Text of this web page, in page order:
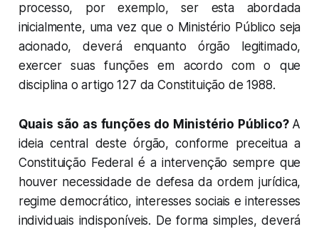
processo, por exemplo, ser esta abordada
inicialmente, uma vez que o Ministério Público seja
acionado, deverá enquanto órgão legitimado,
exercer suas funções em acordo com o que
disciplina o artigo 127 da Constituição de 1988.
Quais são as funções do Ministério Público? A
ideia central deste órgão, conforme preceitua a
Constituição Federal é a intervenção sempre que
houver necessidade de defesa da ordem jurídica,
regime democrático, interesses sociais e interesses
individuais indisponíveis. De forma simples, deverá